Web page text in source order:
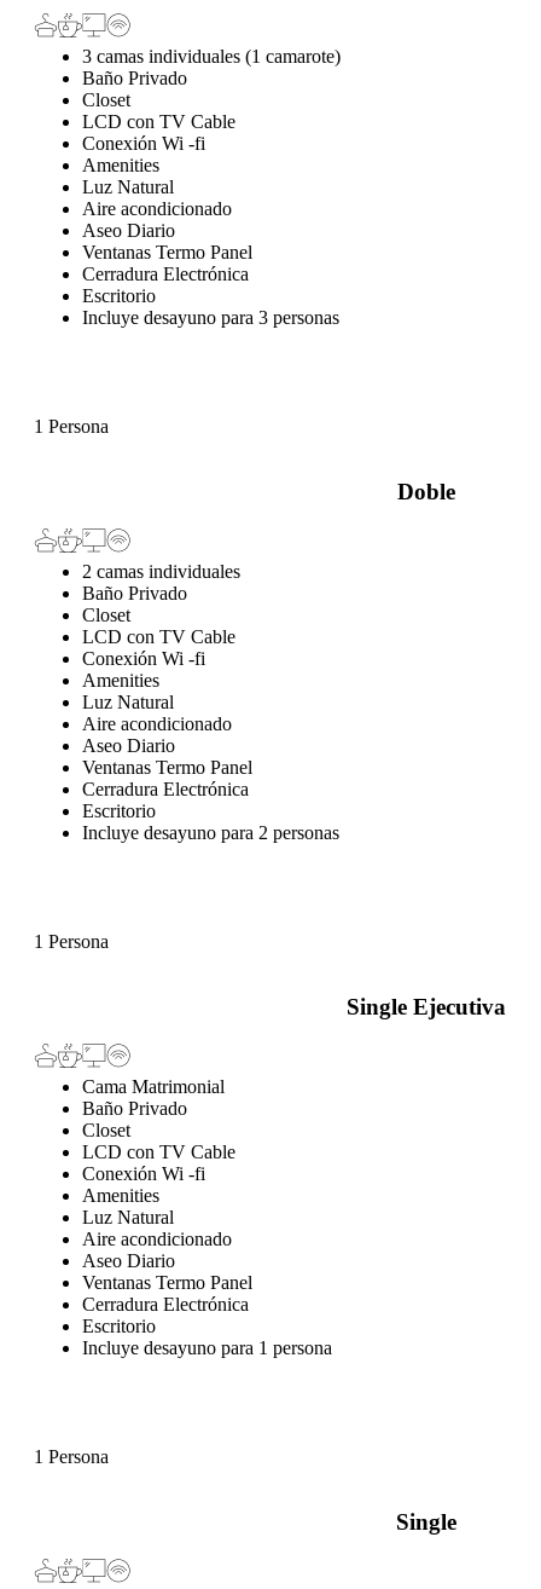
3 camas individuales (1 camarote)
Baño Privado
Closet
LCD con TV Cable
Conexión Wi -fi
Amenities
Luz Natural
Aire acondicionado
Aseo Diario
Ventanas Termo Panel
Cerradura Electrónica
Escritorio
Incluye desayuno para 3 personas
1 Persona
Doble
2 camas individuales
Baño Privado
Closet
LCD con TV Cable
Conexión Wi -fi
Amenities
Luz Natural
Aire acondicionado
Aseo Diario
Ventanas Termo Panel
Cerradura Electrónica
Escritorio
Incluye desayuno para 2 personas
1 Persona
Single Ejecutiva
Cama Matrimonial
Baño Privado
Closet
LCD con TV Cable
Conexión Wi -fi
Amenities
Luz Natural
Aire acondicionado
Aseo Diario
Ventanas Termo Panel
Cerradura Electrónica
Escritorio
Incluye desayuno para 1 persona
1 Persona
Single